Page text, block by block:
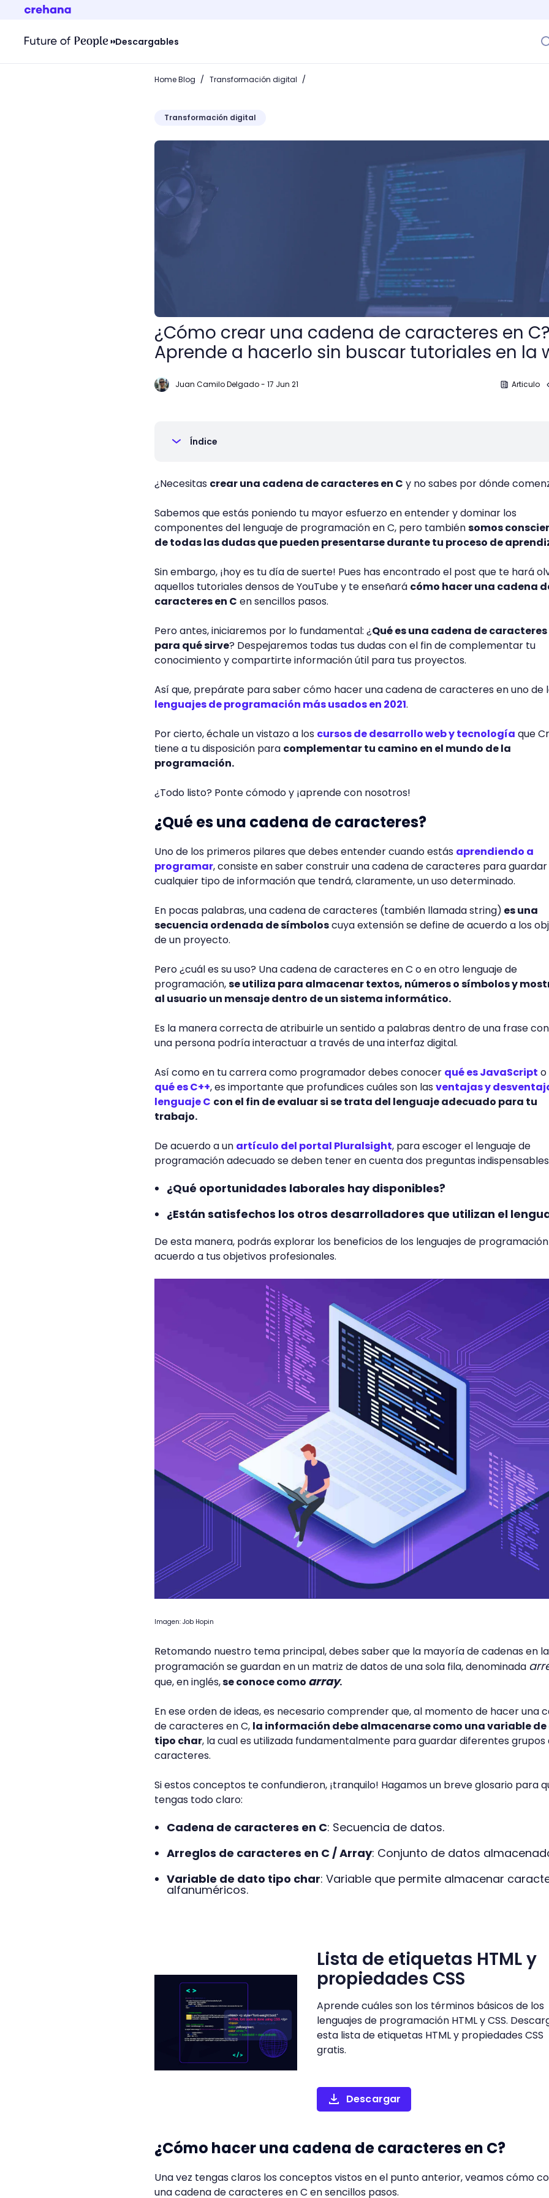
Descargables
Home Blog / Transformación digital /
Transformación digital
¿Cómo crear una cadena de caracteres en C? Aprende a hacerlo sin buscar
¿Cómo crear una cadena de caracteres en C?
Aprende a hacerlo sin buscar tutoriales en la
Juan Camilo Delgado- 17 Jun 21 Articulo
Índice
¿Necesitas crear una cadena de caracteres en C y no sabes por dónde
Sabemos que estás poniendo tu mayor esfuerzo en entender y dominar los
componentes del lenguaje de programación en C, pero tambiénsomos
de todas las dudas que pueden presentarse durante tu proceso de
Sin embargo, ¡hoy es tu día de suerte! Pues has encontrado el post que te hará
aquellos tutoriales densos de YouTube y te enseñará cómo hacer una cadena
caracteres en C en sencillos pasos.
Pero antes, iniciaremos por lo fundamental: ¿Qué es una cadena de caracteres
para qué sirve? Despejaremos todas tus dudas con el fin de complementar tu
conocimiento y compartirte información útil para tus proyectos.
Así que, prepárate para saber cómo hacer una cadena de caracteres en uno de
lenguajes de programación más usados en 2021.
Por cierto, échale un vistazo a los cursos de desarrollo web y tecnología que
tiene a tu disposición para complementar tu camino en el mundo de la
programación.
¿Todo listo? Ponte cómodo y ¡aprende con nosotros!
¿Qué es una cadena de caracteres?
Uno de los primeros pilares que debes entender cuando estás aprendiendo a
programar, consiste en saber construir una cadena de caracteres para guardar
cualquier tipo de información que tendrá, claramente, un uso determinado.
En pocas palabras, una cadena de caracteres (también llamada string) es una
secuencia ordenada de símboloscuya extensión se define de acuerdo a los
de un proyecto.
Pero ¿cuál es su uso? Una cadena de caracteres en C o en otro lenguaje de
programación,se utiliza para almacenar textos, números o símbolos y
al usuario un mensaje dentro de un sistema informático.
Es la manera correcta de atribuirle un sentido a palabras dentro de una frase
una persona podría interactuar a través de una interfaz digital.
Así como en tu carrera como programador debes conocer qué es JavaScript o
qué es C++, es importante que profundices cuáles son lasventajas y
lenguaje C con el fin de evaluar si se trata del lenguaje adecuado para tu
trabajo.
De acuerdo a un artículo del portal Pluralsight, para escoger el lenguaje de
programación adecuado se deben tener en cuenta dos preguntas
¿Qué oportunidades laborales hay disponibles?
¿Están satisfechos los otros desarrolladores que utilizan el
De esta manera, podrás explorar los beneficios de los lenguajes de
acuerdo a tus objetivos profesionales.
Imagen: Job Hopin
Retomando nuestro tema principal, debes saber que la mayoría de cadenas en la
programación se guardan en un matriz de datos de una sola fila, denominada
que, en inglés,se conoce como array.
En ese orden de ideas, es necesario comprender que, al momento de hacer una
de caracteres en C, la información debe almacenarse como una variable
tipo char, la cual es utilizada fundamentalmente para guardar diferentes grupos
caracteres.
Si estos conceptos te confundieron, ¡tranquilo! Hagamos un breve glosario para
tengas todo claro:
Cadena de caracteres en C: Secuencia de datos.
Arreglos de caracteres en C / Array: Conjunto de datos
Variable de dato tipo char: Variable que permite almacenar
alfanuméricos.
Lista de etiquetas HTML y
propiedades CSS
Aprende cuáles son los términos básicos de los
lenguajes de programación HTML y CSS.
esta lista de etiquetas HTML y propiedades CSS
gratis.
Descargar
¿Cómo hacer una cadena de caracteres en C?
Una vez tengas claros los conceptos vistos en el punto anterior, veamos cómo
una cadena de caracteres en C en sencillos pasos.